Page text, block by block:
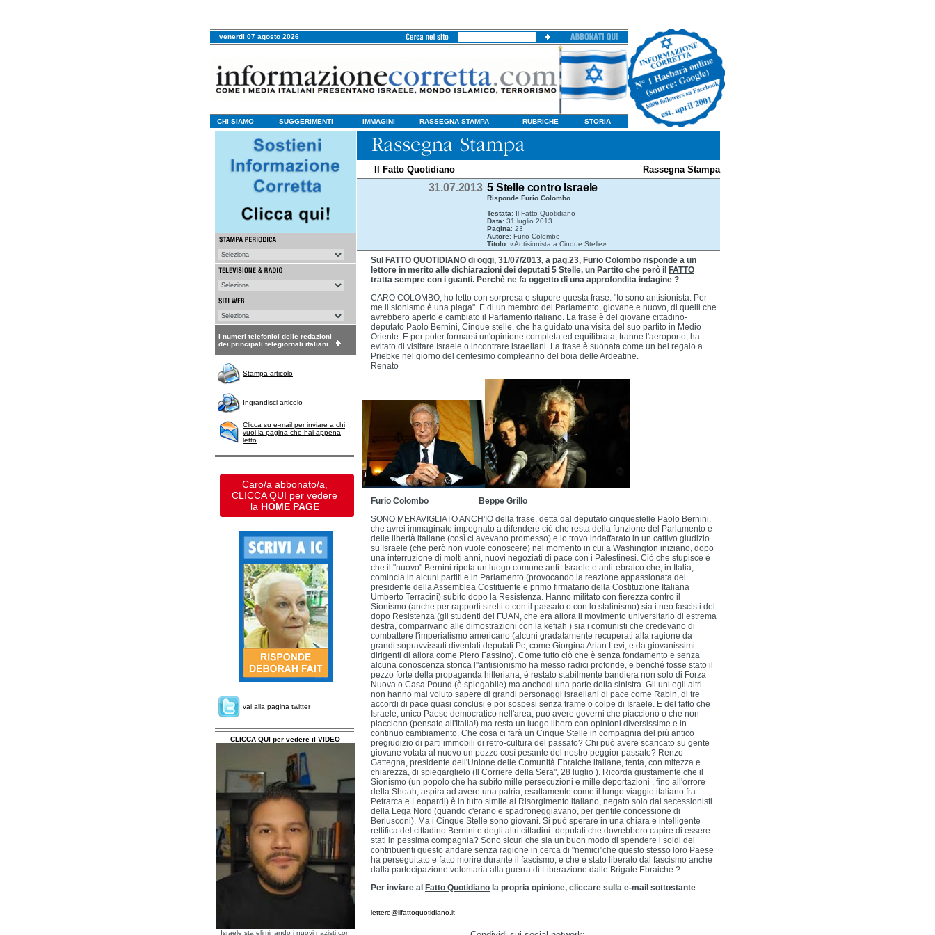
venerdi 07 agosto 2026
CHI SIAMO SUGGERIMENTI IMMAGINI RASSEGNA STAMPA RUBRICHE STORIA
I numeri telefonici delle redazioni
dei principali telegiornali italiani.
Stampa articolo
Ingrandisci articolo
Clicca su e-mail per inviare a chi
vuoi la pagina che hai appena
letto
Caro/a abbonato/a,
CLICCA QUI per vedere
la HOME PAGE
vai alla pagina twitter
CLICCA QUI per vedere il VIDEO
Israele sta eliminando i nuovi nazisti con
Il Fatto Quotidiano Rassegna Stampa
31.07.2013 5 Stelle contro Israele
Risponde Furio Colombo
Testata: Il Fatto Quotidiano
Data: 31 luglio 2013
Pagina: 23
Autore: Furio Colombo
Titolo: «Antisionista a Cinque Stelle»
Sul FATTO QUOTIDIANO di oggi, 31/07/2013, a pag.23, Furio Colombo risponde a un
lettore in merito alle dichiarazioni dei deputati 5 Stelle, un Partito che però il FATTO
tratta sempre con i guanti. Perchè ne fa oggetto di una approfondita indagine ?
CARO COLOMBO, ho letto con sorpresa e stupore questa frase: "Io sono antisionista. Per
me il sionismo è una piaga". E di un membro del Parlamento, giovane e nuovo, di quelli che
avrebbero aperto e cambiato il Parlamento italiano. La frase è del giovane cittadino-
deputato Paolo Bernini, Cinque stelle, che ha guidato una visita del suo partito in Medio
Oriente. E per poter formarsi un'opinione completa ed equilibrata, tranne l'aeroporto, ha
evitato di visitare Israele o incontrare israeliani. La frase è suonata come un bel regalo a
Priebke nel giorno del centesimo compleanno del boia delle Ardeatine.
Renato
Furio Colombo Beppe Grillo
SONO MERAVIGLIATO ANCH'IO della frase, detta dal deputato cinquestelle Paolo Bernini,
che avrei immaginato impegnato a difendere ciò che resta della funzione del Parlamento e
delle libertà italiane (così ci avevano promesso) e lo trovo indaffarato in un cattivo giudizio
su Israele (che però non vuole conoscere) nel momento in cui a Washington iniziano, dopo
una interruzione di molti anni, nuovi negoziati di pace con i Palestinesi. Ciò che stupisce è
che il "nuovo" Bernini ripeta un luogo comune anti- Israele e anti-ebraico che, in Italia,
comincia in alcuni partiti e in Parlamento (provocando la reazione appassionata del
presidente della Assemblea Costituente e primo firmatario della Costituzione Italiana
Umberto Terracini) subito dopo la Resistenza. Hanno militato con fierezza contro il
Sionismo (anche per rapporti stretti o con il passato o con lo stalinismo) sia i neo fascisti del
dopo Resistenza (gli studenti del FUAN, che era allora il movimento universitario di estrema
destra, comparivano alle dimostrazioni con la kefiah ) sia i comunisti che credevano di
combattere l'imperialismo americano (alcuni gradatamente recuperati alla ragione da
grandi sopravvissuti diventati deputati Pc, come Giorgina Arian Levi, e da giovanissimi
dirigenti di allora come Piero Fassino). Come tutto ciò che è senza fondamento e senza
alcuna conoscenza storica l''antisionismo ha messo radici profonde, e benché fosse stato il
pezzo forte della propaganda hitleriana, è restato stabilmente bandiera non solo di Forza
Nuova o Casa Pound (è spiegabile) ma anchedi una parte della sinistra. Gli uni egli altri
non hanno mai voluto sapere di grandi personaggi israeliani di pace come Rabin, di tre
accordi di pace quasi conclusi e poi sospesi senza trame o colpe di Israele. E del fatto che
Israele, unico Paese democratico nell'area, può avere governi che piacciono o che non
piacciono (pensate all'Italia!) ma resta un luogo libero con opinioni diversissime e in
continuo cambiamento. Che cosa ci farà un Cinque Stelle in compagnia del più antico
pregiudizio di parti immobili di retro-cultura del passato? Chi può avere scaricato su gente
giovane votata al nuovo un pezzo così pesante del nostro peggior passato? Renzo
Gattegna, presidente dell'Unione delle Comunità Ebraiche italiane, tenta, con mitezza e
chiarezza, di spiegarglielo (Il Corriere della Sera", 28 luglio ). Ricorda giustamente che il
Sionismo (un popolo che ha subito mille persecuzioni e mille deportazioni , fino all'orrore
della Shoah, aspira ad avere una patria, esattamente come il lungo viaggio italiano fra
Petrarca e Leopardi) è in tutto simile al Risorgimento italiano, negato solo dai secessionisti
della Lega Nord (quando c'erano e spadroneggiavano, per gentile concessione di
Berlusconi). Ma i Cinque Stelle sono giovani. Si può sperare in una chiara e intelligente
rettifica del cittadino Bernini e degli altri cittadini- deputati che dovrebbero capire di essere
stati in pessima compagnia? Sono sicuri che sia un buon modo di spendere i soldi dei
contribuenti questo andare senza ragione in cerca di "nemici"che questo stesso loro Paese
ha perseguitato e fatto morire durante il fascismo, e che è stato liberato dal fascismo anche
dalla partecipazione volontaria alla guerra di Liberazione dalle Brigate Ebraiche ?
Per inviare al Fatto Quotidiano la propria opinione, cliccare sulla e-mail sottostante
lettere@ilfattoquotidiano.it